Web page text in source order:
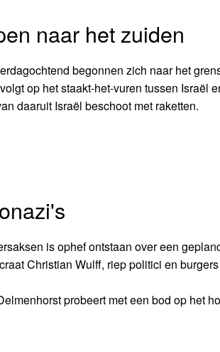
naar het zuiden
begonnen zich naar het
op het staakt-het-vuren tussen
daaruit Israël beschoot met raketten.
is ophef ontstaan over een
Christian Wulff, riep politici en
probeert met een bod op het